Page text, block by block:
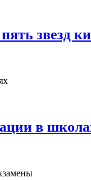
звезд
в